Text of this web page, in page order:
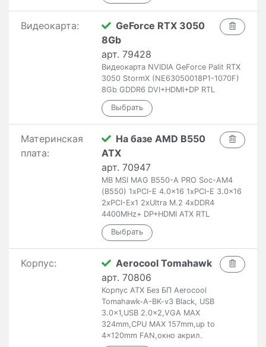
Видеокарта:
GeForce RTX 3050
8Gb
арт. 79428
Видеокарта NVIDIA GeForce Palit RTX
3050 StormX (NE63050018P1-1070F)
8Gb GDDR6 DVI+HDMI+DP RTL
Материнская
плата:
На базе AMD B550
ATX
арт. 70947
MB MSI MAG B550-A PRO Soc-AM4
(B550) 1xPCI-E 4.0x16 1xPCI-E 3.0x16
2xPCI-Ex1 2xUltra M.2 4xDDR4
4400MHz+ DP+HDMI ATX RTL
Корпус:
Aerocool Tomahawk
арт. 70806
Корпус ATX Без БП Aerocool
Tomahawk-A-BK-v3 Black, USB
3.0x1,USB 2.0x2,VGA MAX
324mm,CPU MAX 157mm,up to
4x120mm FAN,окно акрил.